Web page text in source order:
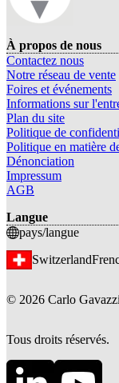
À propos de nous
Contactez nous
Notre réseau de vente
Foires et événements
Informations sur
Plan du site
Politique de
Politique en matière
Dénonciation
Impressum
AGB
Langue
pays/langue
Switzerland
© 2026 Carlo
Tous droits réservés.